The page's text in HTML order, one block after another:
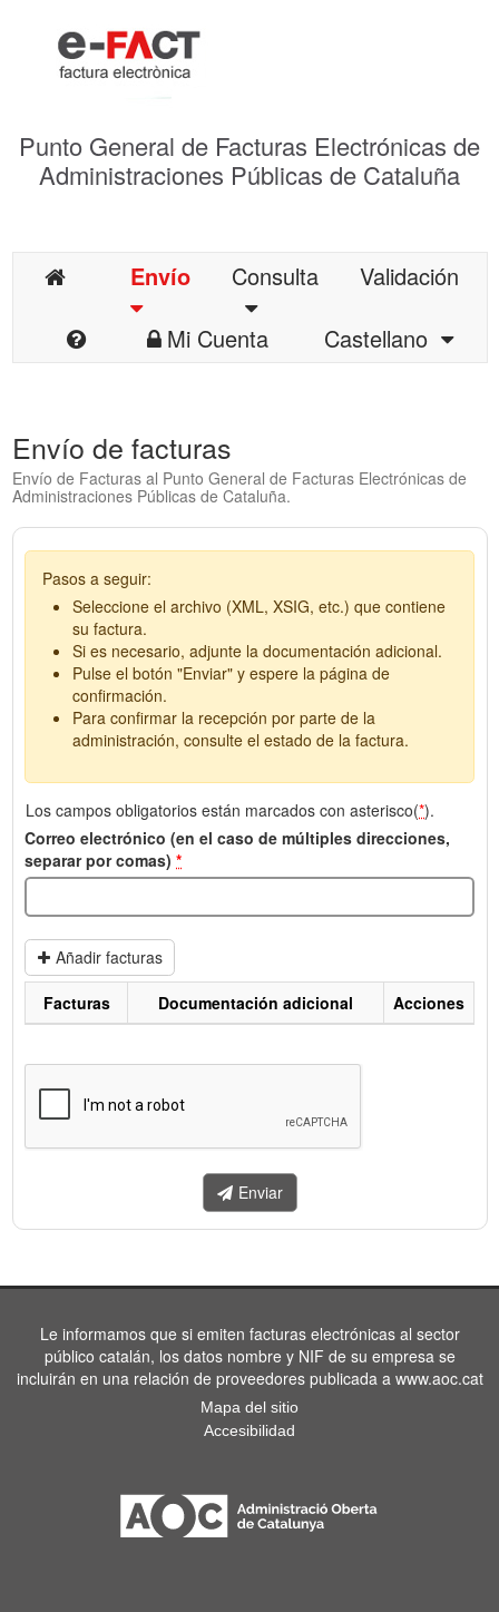
Punto General de Facturas Electrónicas de
Administraciones Públicas de Cataluña
Envío Consulta
Validación
Mi Cuenta
Castellano
Envío de facturas
Envío de Facturas al Punto General de Facturas Electrónicas de
Administraciones Públicas de Cataluña.
Pasos a seguir:
Seleccione el archivo (XML, XSIG, etc.) que contiene
su factura.
Si es necesario, adjunte la documentación adicional.
Pulse el botón "Enviar" y espere la página de
confirmación.
Para confirmar la recepción por parte de la
administración, consulte el estado de la factura.
Los campos obligatorios están marcados con asterisco(*).
Correo electrónico (en el caso de múltiples direcciones,
separar por comas) *
Añadir facturas
enviar.
Facturas Documentación adicional Acciones
Enviar
Le informamos que si emiten facturas electrónicas al sector
público catalán, los datos nombre y NIF de su empresa se
incluirán en una relación de proveedores publicada a www.aoc.cat
Mapa del sitio
Accesibilidad